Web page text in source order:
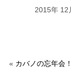
2015年 12
« カバノの忘年会！